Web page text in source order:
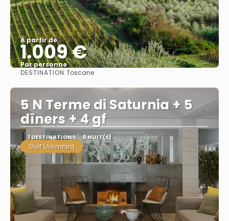
À partir de
1.009 €
Par personne
DESTINATION:Toscane
5 N Terme di Saturnia + 5
dîners + 4 gf
1 DESTINATIONS 5 NUIT(S)
Golf Unlimited